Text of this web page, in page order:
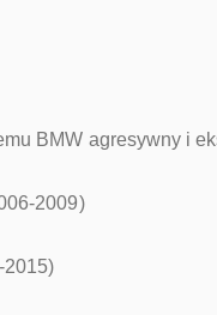
BMW agresywny i
2009)
2015)